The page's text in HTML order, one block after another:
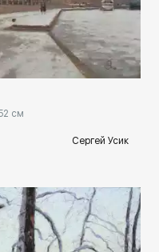
rakovgallery.ru
см
Сергей Усик